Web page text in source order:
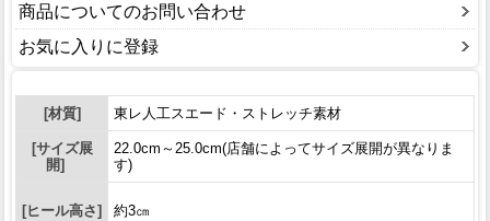
商品についてのお問い合わせ
お気に入りに登録
[材質] 東レ人工スエード・ストレッチ素材
[サイズ展
開]
22.0cm～25.0cm(店舗によってサイズ展開が異なりま
す)
[ヒール高さ] 約3㎝